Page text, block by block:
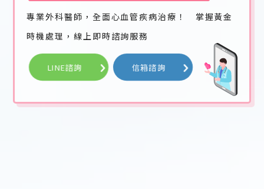
專業外科醫師，全面心血管疾病治療！ 掌握黃金
時機處理，線上即時諮詢服務
LINE諮詢 信箱諮詢